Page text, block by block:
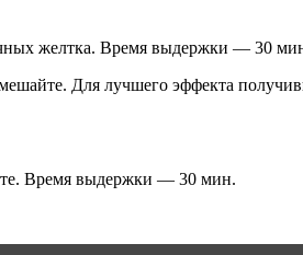
желтка. Время выдержки — 30
Для лучшего эффекта
Время выдержки — 30 мин.